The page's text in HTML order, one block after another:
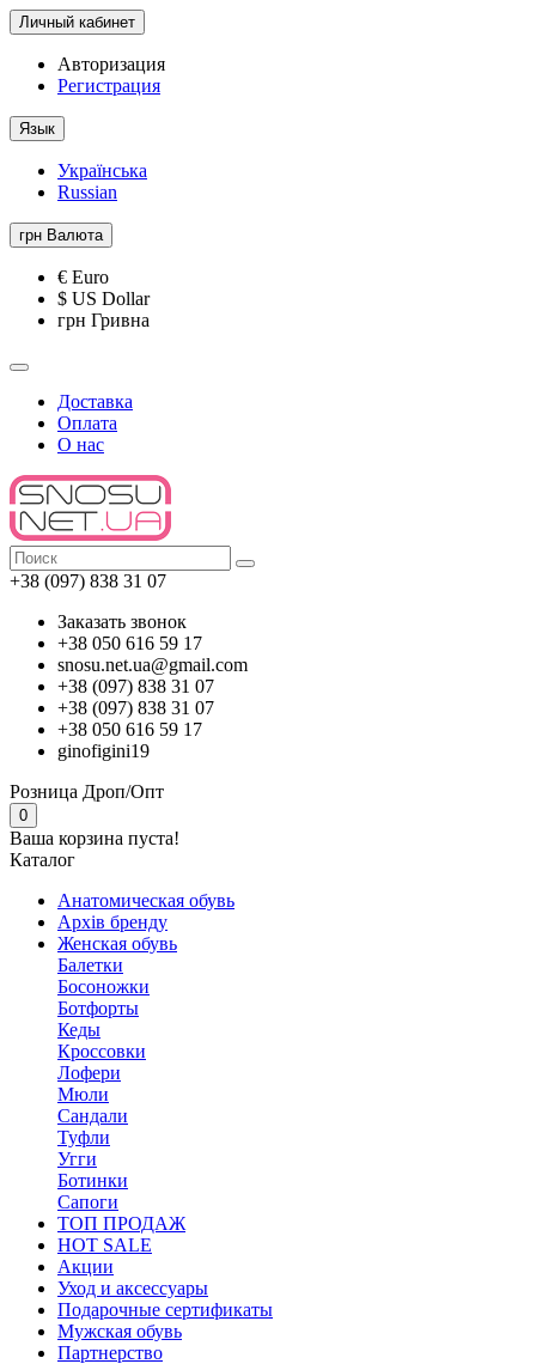
Личный кабинет
Авторизация
Регистрация
Язык
Українська
Russian
грн Валюта
€ Euro
$ US Dollar
грн Гривна
Доставка
Оплата
О нас
+38 (097) 838 31 07
Заказать звонок
+38 050 616 59 17
snosu.net.ua@gmail.com
+38 (097) 838 31 07
+38 (097) 838 31 07
+38 050 616 59 17
ginofigini19
Розница Дроп/Опт
0
Ваша корзина пуста!
Каталог
Анатомическая обувь
Архів бренду
Женская обувь
Балетки
Босоножки
Ботфорты
Кеды
Кроссовки
Лофери
Мюли
Сандали
Туфли
Угги
Ботинки
Сапоги
ТОП ПРОДАЖ
HOT SALE
Акции
Уход и аксессуары
Подарочные сертификаты
Мужская обувь
Партнерство